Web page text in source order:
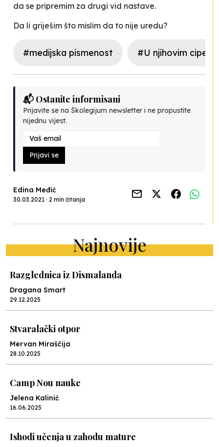
da se pripremim za drugi vid nastave.
Da li griješim što mislim da to nije uredu?
#medijska pismenost #U njihovim
📬 Ostanite informisani
Prijavite se na Školegijum newsletter i ne propustite
nijednu vijest.
Prijavi se
Edina Međić
30.03.2021 · 2 min čitanja
Najnovije
Razglednica iz Dismalanda
Dragana Smart
29.12.2025
Stvaralački otpor
Mervan Miraščija
28.10.2025
Camp Nou nauke
Jelena Kalinić
16.06.2025
Ishodi učenja u zahodu mature